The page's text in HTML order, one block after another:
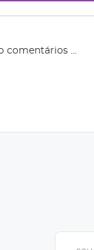
comentários ...